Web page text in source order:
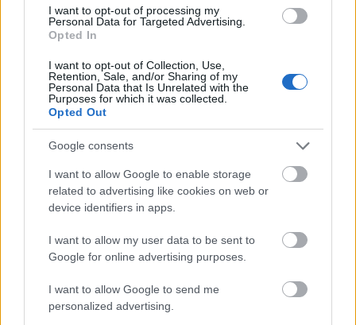
I want to opt-out of processing my
Personal Data for Targeted Advertising.
Opted In
I want to opt-out of Collection, Use,
Retention, Sale, and/or Sharing of my
Personal Data that Is Unrelated with the
Purposes for which it was collected.
Opted Out
Google consents
I want to allow Google to enable storage
related to advertising like cookies on web or
device identifiers in apps.
I want to allow my user data to be sent to
Google for online advertising purposes.
I want to allow Google to send me
personalized advertising.
András álmodott meg. A vendég Marton Éva, a világ egyik
legkiemelkedőbb drámai szoprán énekesnője lesz, aki Dr.
tovább
Így támad fel Billie Holiday!
2015. 09. 10.|Kultúrpart
Az 1959-ben elhunyt legendás